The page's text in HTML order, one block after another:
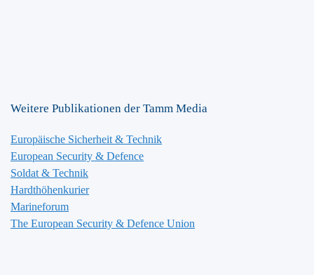
Weitere Publikationen der Tamm Media
Europäische Sicherheit & Technik
European Security & Defence
Soldat & Technik
Hardthöhenkurier
Marineforum
The European Security & Defence Union